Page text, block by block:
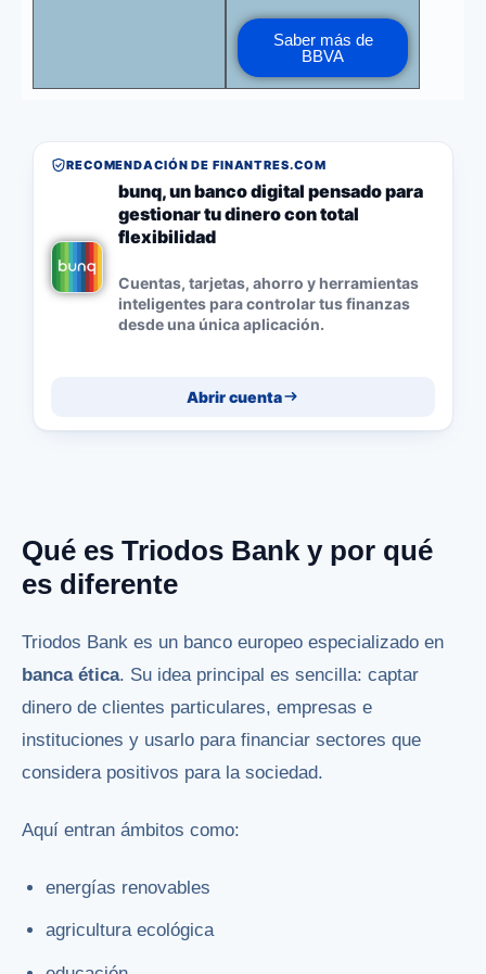
Saber más de
BBVA
RECOMENDACIÓN DE FINANTRES.COM
bunq, un banco digital pensado para
gestionar tu dinero con total
flexibilidad
Cuentas, tarjetas, ahorro y herramientas
inteligentes para controlar tus finanzas
desde una única aplicación.
Abrir cuenta
Qué es Triodos Bank y por qué
es diferente
Triodos Bank es un banco europeo especializado en
banca ética. Su idea principal es sencilla: captar
dinero de clientes particulares, empresas e
instituciones y usarlo para financiar sectores que
considera positivos para la sociedad.
Aquí entran ámbitos como:
energías renovables
agricultura ecológica